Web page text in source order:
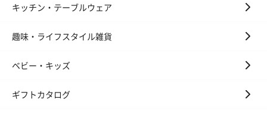
キッチン・テーブルウェア
趣味・ライフスタイル雑貨
ベビー・キッズ
ギフトカタログ